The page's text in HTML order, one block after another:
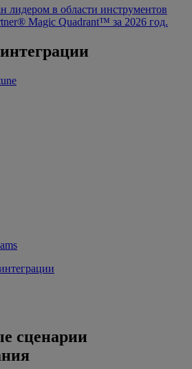
лидером в области инструментов
Magic Quadrant™ за 2026 год.
сценарии